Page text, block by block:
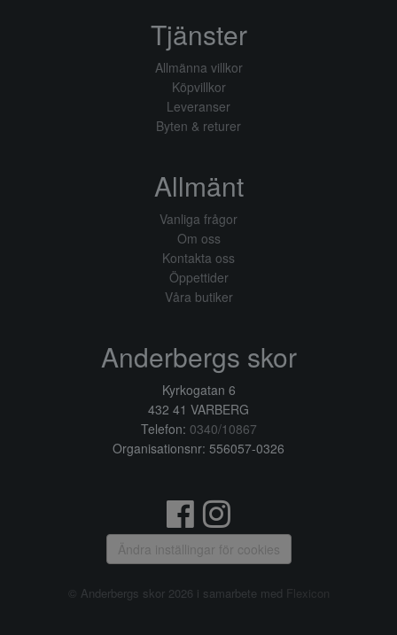
Tjänster
Allmänna villkor
Köpvillkor
Leveranser
Byten & returer
Allmänt
Vanliga frågor
Om oss
Kontakta oss
Öppettider
Våra butiker
Anderbergs skor
Kyrkogatan 6
432 41 VARBERG
Telefon: 0340/10867
Organisationsnr: 556057-0326
Ändra inställingar för cookies
© Anderbergs skor 2026 i samarbete med Flexicon